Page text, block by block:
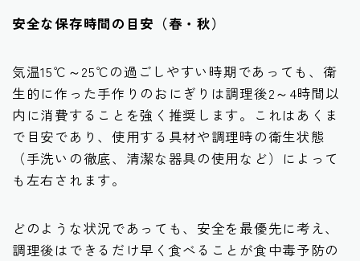
安全な保存時間の目安（春・秋）
気温15℃～25℃の過ごしやすい時期であっても、衛
生的に作った手作りのおにぎりは調理後2～4時間以
内に消費することを強く推奨します。これはあくま
で目安であり、使用する具材や調理時の衛生状態
（手洗いの徹底、清潔な器具の使用など）によって
も左右されます。
どのような状況であっても、安全を最優先に考え、
調理後はできるだけ早く食べることが食中毒予防の